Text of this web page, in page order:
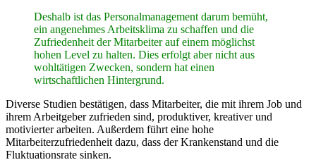
Deshalb ist das Personalmanagement darum bemüht,
ein angenehmes Arbeitsklima zu schaffen und die
Zufriedenheit der Mitarbeiter auf einem möglichst
hohen Level zu halten. Dies erfolgt aber nicht aus
wohltätigen Zwecken, sondern hat einen
wirtschaftlichen Hintergrund.
Diverse Studien bestätigen, dass Mitarbeiter, die mit ihrem Job und
ihrem Arbeitgeber zufrieden sind, produktiver, kreativer und
motivierter arbeiten. Außerdem führt eine hohe
Mitarbeiterzufriedenheit dazu, dass der Krankenstand und die
Fluktuationsrate sinken.